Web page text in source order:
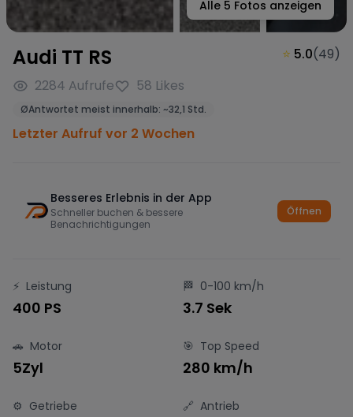
Alle 5 Fotos anzeigen
Audi TT RS
2284 Aufrufe 58 Likes
ØAntwortet meist innerhalb: ~32,1 Std.
⭐ 5.0(49)
Letzter Aufruf vor 2 Wochen
Besseres Erlebnis in der App
Schneller buchen & bessere
Benachrichtigungen
Öffnen
⚡ Leistung
400 PS
🏁 0-100 km/h
3.7 Sek
🚗 Motor
5Zyl
🎯 Top Speed
280 km/h
⚙️ Getriebe 🔗 Antrieb